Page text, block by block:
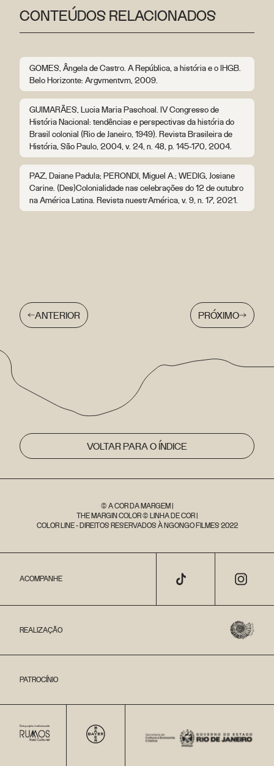
CONTEÚDOS RELACIONADOS
GOMES, Ângela de Castro. A República, a história e o IHGB.
Belo Horizonte: Argvmentvm, 2009.
GUIMARÃES, Lucia Maria Paschoal. IV Congresso de
História Nacional: tendências e perspectivas da história do
Brasil colonial (Rio de Janeiro, 1949). Revista Brasileira de
História, São Paulo, 2004, v. 24, n. 48, p. 145-170, 2004.
PAZ, Daiane Padula; PERONDI, Miguel A.; WEDIG, Josiane
Carine. (Des)Colonialidade nas celebrações do 12 de outubro
na América Latina. Revista nuestrAmérica, v. 9, n. 17, 2021.
ANTERIOR PRÓXIMO
VOLTAR PARA O ÍNDICE
© A COR DA MARGEM |
THE MARGIN COLOR © LINHA DE COR |
COLOR LINE - DIREITOS RESERVADOS À NGONGO FILMES 2022
ACOMPANHE
REALIZAÇÃO
PATROCÍNIO